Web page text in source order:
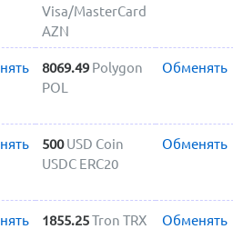
Visa/MasterCard
AZN
8069.49 Polygon
POL
Обменять
500 USD Coin
USDC ERC20
Обменять
1855.25Tron TRX Обменять